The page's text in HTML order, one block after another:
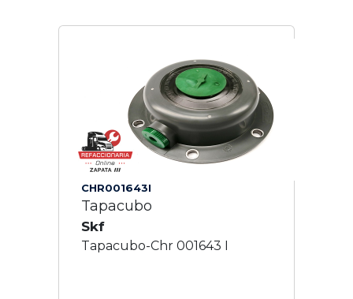
CHR001643I
Tapacubo
Skf
Tapacubo-Chr 001643 I